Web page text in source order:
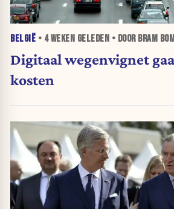
BELGIË • 4 WEKEN GELEDEN • DOOR BRAM
Digitaal wegenvignet
kosten